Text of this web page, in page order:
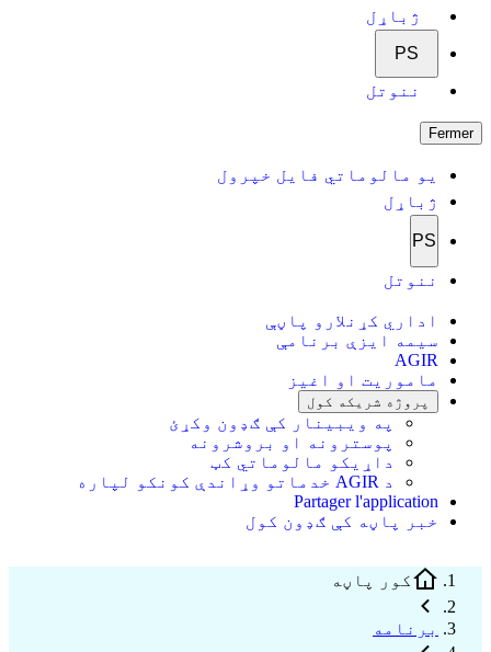
ژباړل
PS
ننوتل
Fermer
یو مالوماتي فایل خپرول
ژباړل
PS
ننوتل
اداري کړنلارو پاڼې
سیمه ایزې برنامې
AGIR
ماموریت او اغیز
پروژه شریکه کول
په ویبینار کې ګډون وکړئ
پوسترونه او بروشرونه
داړیکو مالوماتي کټ
د AGIR خدماتو وړاندې کونکو لپاره
Partager l'application
خبر پاڼه کې ګډون کول
کور پاڼه
برنامه